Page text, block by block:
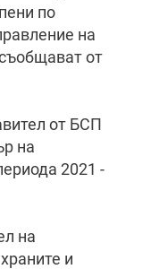
по
на
от
от БСП
на
2021 -
на
и